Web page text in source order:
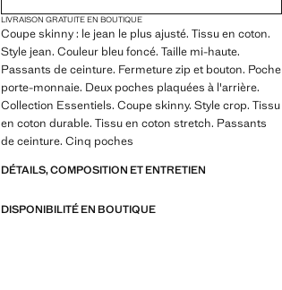
LIVRAISON GRATUITE EN BOUTIQUE
Coupe skinny : le jean le plus ajusté. Tissu en coton.
Style jean. Couleur bleu foncé. Taille mi-haute.
Passants de ceinture. Fermeture zip et bouton. Poche
porte-monnaie. Deux poches plaquées à l'arrière.
Collection Essentiels. Coupe skinny. Style crop. Tissu
en coton durable. Tissu en coton stretch. Passants
de ceinture. Cinq poches
DÉTAILS, COMPOSITION ET ENTRETIEN
DISPONIBILITÉ EN BOUTIQUE